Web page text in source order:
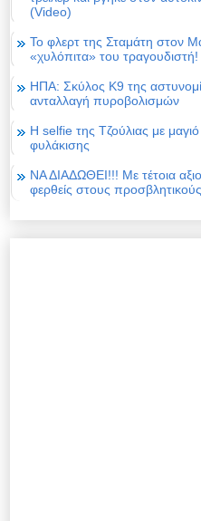
(Video)
Το φλερτ της Σταμάτη στον
«χυλόπιτα» του
ΗΠΑ: Σκύλος Κ9 της
ανταλλαγή πυροβολισμών
Η selfie της Τζούλιας με
φυλάκισης
ΝΑ ΔΙΑΔΩΘΕΙ!!! Με τέτοια
φερθείς στους